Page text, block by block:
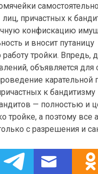
самостоятельно
причастных к
конфискацию
и вносит путаницу
тройки. Впредь,
объявляется для
карательной
к бандитизму
— полностью и
тройке, а поэтому все
с разрешения и